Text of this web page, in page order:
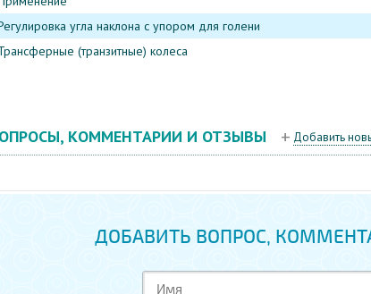
угла наклона с упором для голени
(транзитные) колеса
КОММЕНТАРИИ И ОТЗЫВЫ Добавить
ДОБАВИТЬ ВОПРОС,